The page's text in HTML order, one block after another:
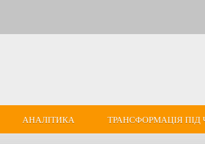
АНАЛІТИКА ТРАНСФОРМАЦІЯ ПІД